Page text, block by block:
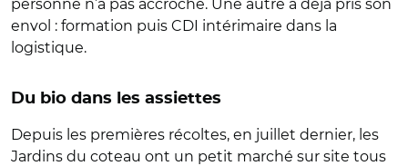
personne n’a pas accroché. Une autre a déjà pris son
envol : formation puis CDI intérimaire dans la
logistique.
Du bio dans les assiettes
Depuis les premières récoltes, en juillet dernier, les
Jardins du coteau ont un petit marché sur site tous